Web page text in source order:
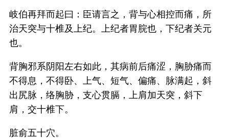
岐伯再拜而起曰：臣请言之，背与心相控而痛，所
治天突与十椎及上纪。上纪者胃脘也，下纪者关元
也。
背胸邪系阴阳左右如此，其病前后痛涩，胸胁痛而
不得息，不得卧、上气、短气、偏痛、脉满起，斜
出尻脉，络胸胁，支心贯膈，上肩加天突，斜下
肩，交十椎下。
脏俞五十穴。